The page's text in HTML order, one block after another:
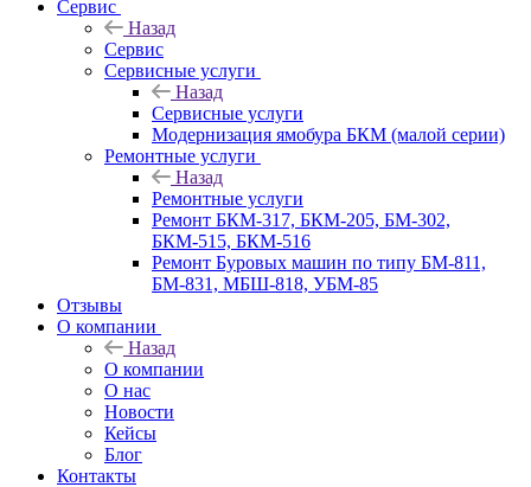
Сервис
Назад
Сервис
Сервисные услуги
Назад
Сервисные услуги
Модернизация ямобура БКМ (малой серии)
Ремонтные услуги
Назад
Ремонтные услуги
Ремонт БКМ-317, БКМ-205, БМ-302,
БКМ-515, БКМ-516
Ремонт Буровых машин по типу БМ-811,
БМ-831, МБШ-818, УБМ-85
Отзывы
О компании
Назад
О компании
О нас
Новости
Кейсы
Блог
Контакты